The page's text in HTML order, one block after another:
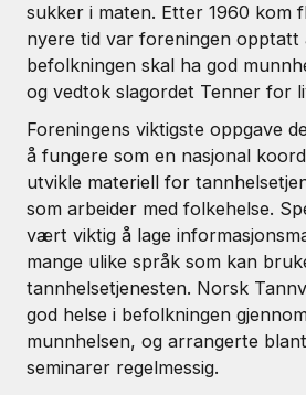
sukker i maten. Etter 1960 kom
nyere tid var foreningen opptatt
befolkningen skal ha god
og vedtok slagordet Tenner for
Foreningens viktigste oppgave
å fungere som en nasjonal
utvikle materiell for
som arbeider med folkehelse.
vært viktig å lage
mange ulike språk som kan
tannhelsetjenesten. Norsk
god helse i befolkningen
munnhelsen, og arrangerte
seminarer regelmessig.